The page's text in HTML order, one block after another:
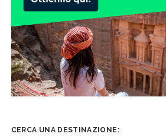
CERCA UNA DESTINAZIONE: